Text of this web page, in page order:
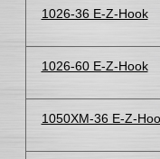
1026-36 E-Z-Hook
1026-60 E-Z-Hook
1050XM-36 E-Z-